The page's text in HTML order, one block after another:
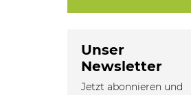
Unser
Newsletter
Jetzt abonnieren und